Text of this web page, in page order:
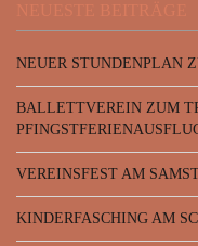
NEUESTE BEITRÄGE
NEUER STUNDENPLAN
BALLETTVEREIN ZUM
VEREINSFEST AM
KINDERFASCHING AM